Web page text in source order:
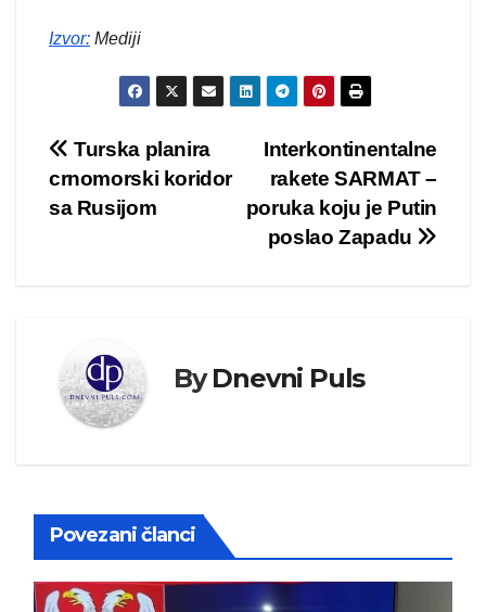
Izvor: Mediji
Kretanje
članka
Interkontinentalne
rakete SARMAT –
poruka koju je Putin
poslao Zapadu
Turska planira
crnomorski koridor
sa Rusijom
ByDnevni Puls
Povezani članci